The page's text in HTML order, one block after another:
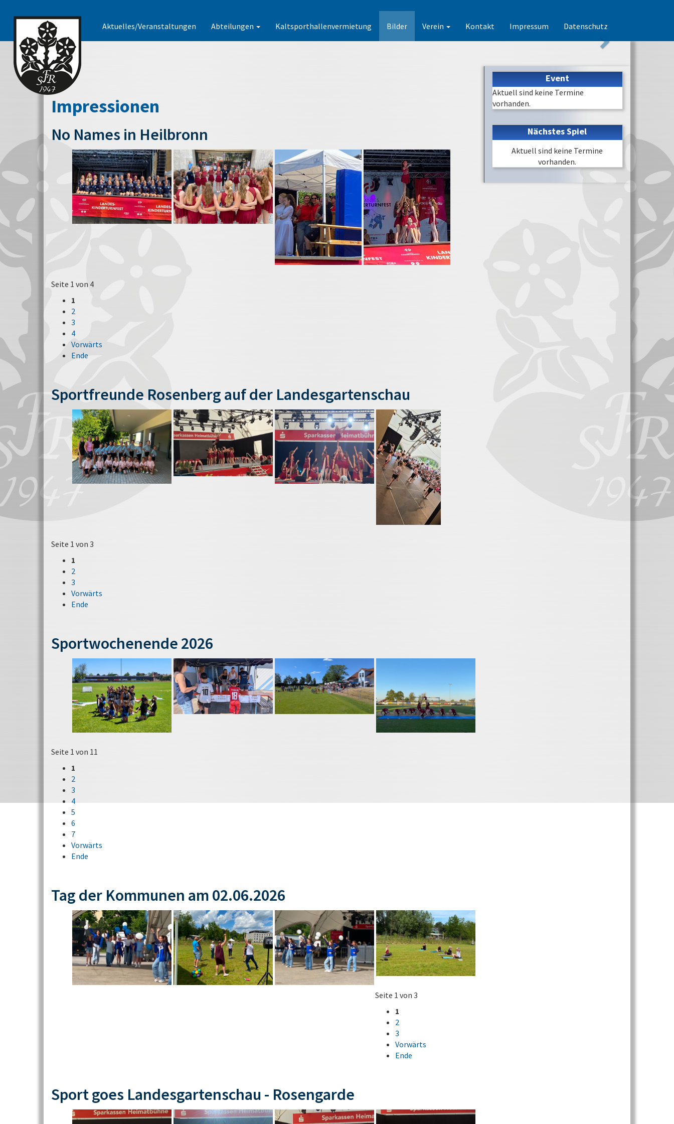
Aktuelles/Veranstaltungen Abteilungen Kaltsporthallenvermietung Bilder Verein Kontakt Impressum Datenschutz
Impressionen
No Names in Heilbronn
Seite 1 von 4
1
2
3
4
Vorwärts
Ende
Sportfreunde Rosenberg auf der Landesgartenschau
Seite 1 von 3
1
2
3
Vorwärts
Ende
Sportwochenende 2026
Seite 1 von 11
1
2
3
4
5
6
7
Vorwärts
Ende
Tag der Kommunen am 02.06.2026
Seite 1 von 3
1
2
3
Vorwärts
Ende
Sport goes Landesgartenschau - Rosengarde
Event
Aktuell sind keine Termine
vorhanden.
Nächstes Spiel
Aktuell sind keine Termine
vorhanden.